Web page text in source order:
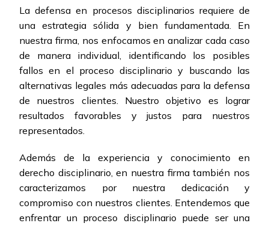
La defensa en procesos disciplinarios requiere de
una estrategia sólida y bien fundamentada. En
nuestra firma, nos enfocamos en analizar cada caso
de manera individual, identificando los posibles
fallos en el proceso disciplinario y buscando las
alternativas legales más adecuadas para la defensa
de nuestros clientes. Nuestro objetivo es lograr
resultados favorables y justos para nuestros
representados.
Además de la experiencia y conocimiento en
derecho disciplinario, en nuestra firma también nos
caracterizamos por nuestra dedicación y
compromiso con nuestros clientes. Entendemos que
enfrentar un proceso disciplinario puede ser una